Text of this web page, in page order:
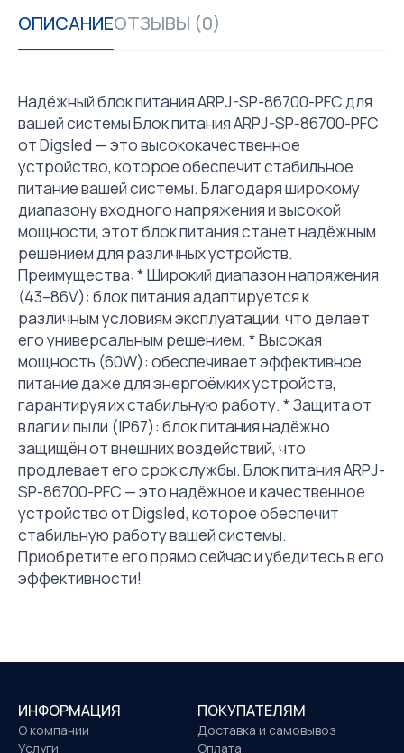
ОПИСАНИЕОТЗЫВЫ (0)
Надёжный блок питания ARPJ-SP-86700-PFC для
вашей системы Блок питания ARPJ-SP-86700-PFC
от Digsled — это высококачественное
устройство, которое обеспечит стабильное
питание вашей системы. Благодаря широкому
диапазону входного напряжения и высокой
мощности, этот блок питания станет надёжным
решением для различных устройств.
Преимущества: * Широкий диапазон напряжения
(43–86V): блок питания адаптируется к
различным условиям эксплуатации, что делает
его универсальным решением. * Высокая
мощность (60W): обеспечивает эффективное
питание даже для энергоёмких устройств,
гарантируя их стабильную работу. * Защита от
влаги и пыли (IP67): блок питания надёжно
защищён от внешних воздействий, что
продлевает его срок службы. Блок питания ARPJ-
SP-86700-PFC — это надёжное и качественное
устройство от Digsled, которое обеспечит
стабильную работу вашей системы.
Приобретите его прямо сейчас и убедитесь в его
эффективности!
ИНФОРМАЦИЯ
О компании
Услуги
ПОКУПАТЕЛЯМ
Доставка и самовывоз
Оплата